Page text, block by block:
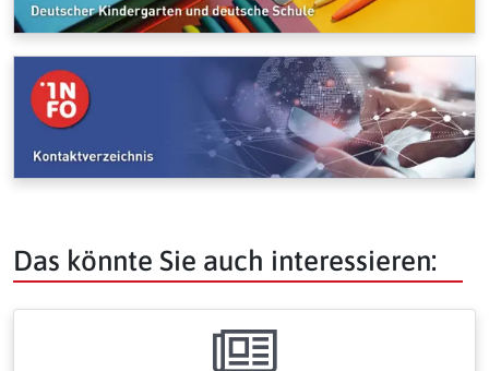
Das könnte Sie auch interessieren: